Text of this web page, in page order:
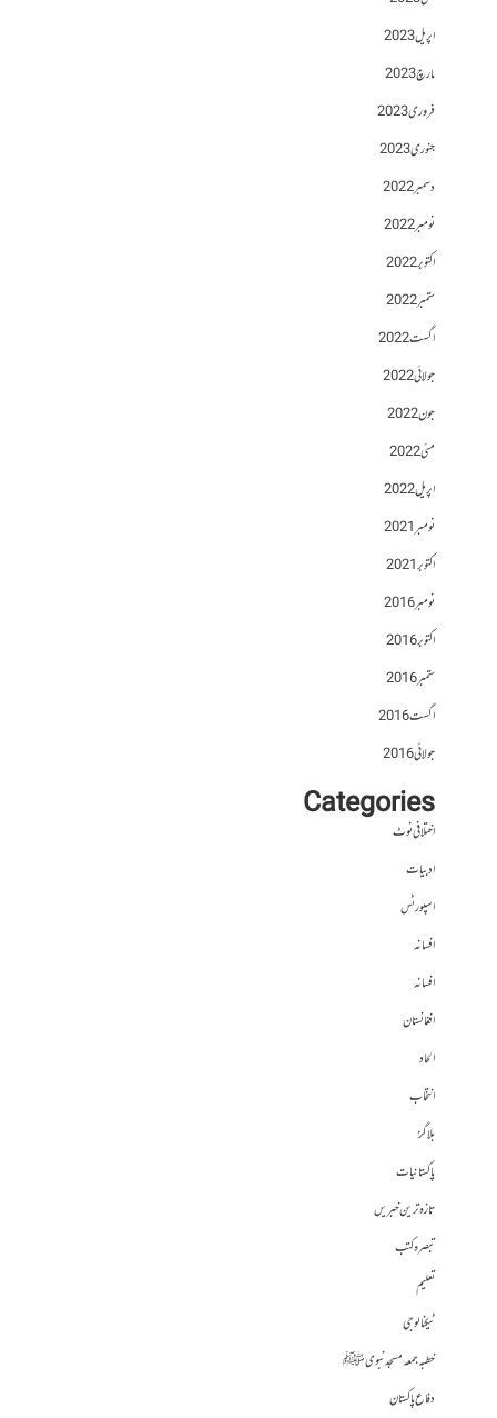
اپریل 2023
مارچ 2023
فروری 2023
جنوری 2023
دسمبر 2022
نومبر 2022
اکتوبر 2022
ستمبر 2022
اگست 2022
جولائی 2022
جون 2022
مئی 2022
اپریل 2022
نومبر 2021
اکتوبر 2021
نومبر 2016
اکتوبر 2016
ستمبر 2016
اگست 2016
جولائی 2016
Categories
اختلافی نوٹ
ادبیات
اسپورٹس
افسانہ
افسانہ
افغانستان
الحاد
انتخاب
بلاگز
پاکستانیات
تازہ ترین خبریں
تبصرہ کتب
تعلیم
ٹیکنالوجی
خطبہ جمعہ مسجد نبوی ﷺ
دفاع پاکستان